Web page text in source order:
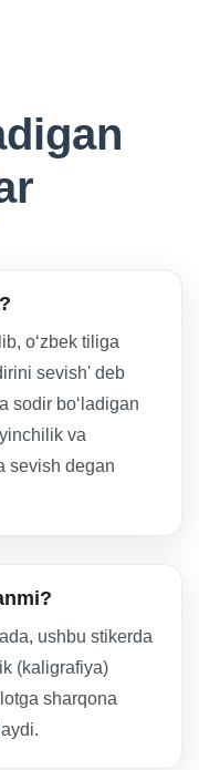
o‘zbek tiliga
sevish' deb
sodir bo‘ladigan
va
sevish degan
ushbu stikerda
(kaligrafiya)
sharqona